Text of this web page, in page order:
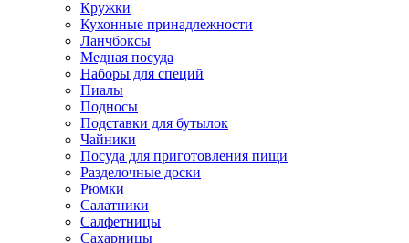
Кружки
Кухонные принадлежности
Ланчбоксы
Медная посуда
Наборы для специй
Пиалы
Подносы
Подставки для бутылок
Чайники
Посуда для приготовления пищи
Разделочные доски
Рюмки
Салатники
Салфетницы
Сахарницы